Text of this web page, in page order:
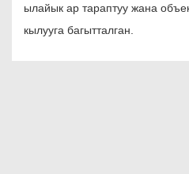
ылайык ар тараптуу жана
кылууга багытталган.